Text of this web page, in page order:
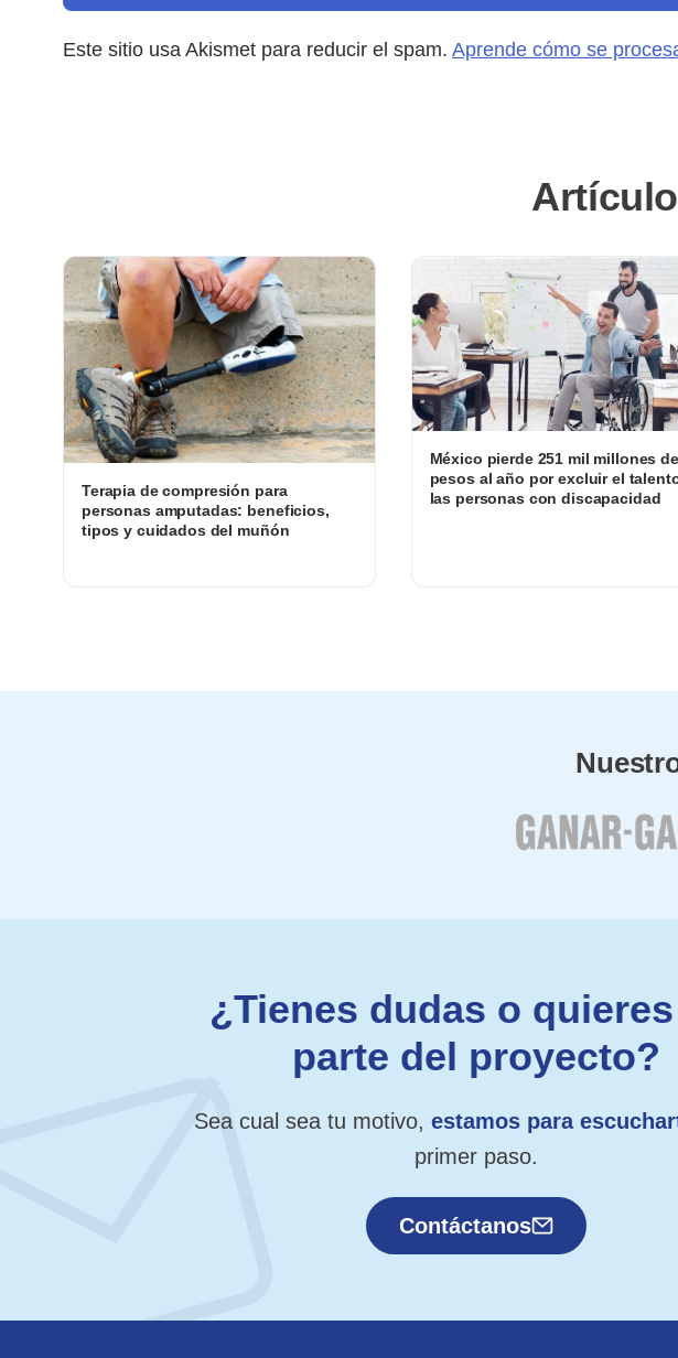
Este sitio usa Akismet para reducir el spam. Aprende cómo se
Terapia de compresión para
personas amputadas: beneficios,
tipos y cuidados del muñón
México pierde 251 mil millones de
pesos al año por excluir el
las personas con discapacidad
¿Tienes dudas o
parte del proyecto?
Sea cual sea tu motivo, estamos para
primer paso.
Contáctanos